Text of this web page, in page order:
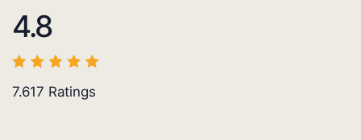
4.8
7.617 Ratings